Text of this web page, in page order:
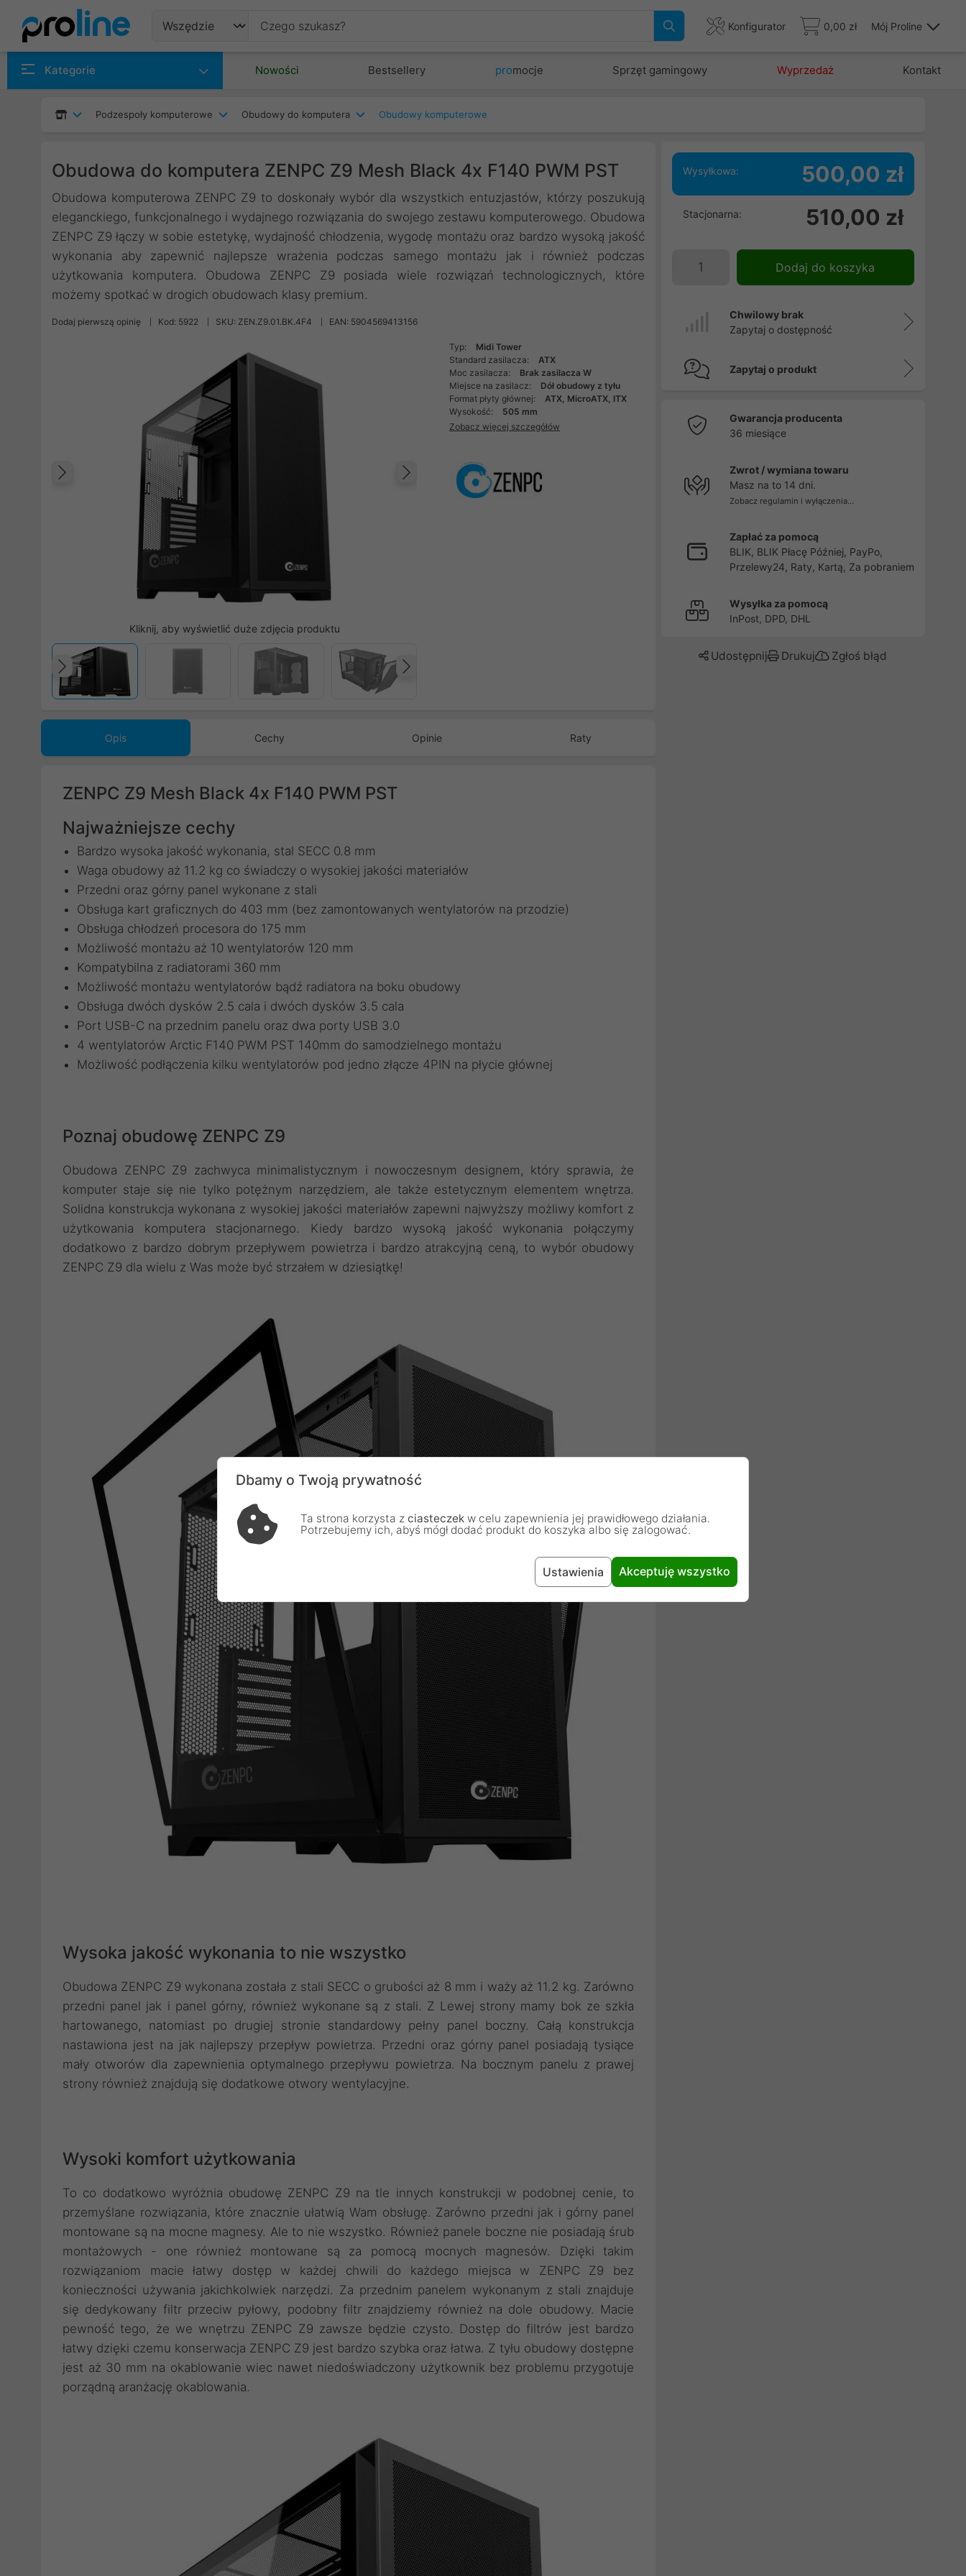
Konfigurator 0,00 zł Mój Proline
Kategorie Nowości Bestsellery promocje Sprzęt gamingowy Wyprzedaż Kontakt
Podzespoły komputerowe Obudowy do komputera Obudowy komputerowe
Obudowa do komputera ZENPC Z9 Mesh Black 4x F140 PWM PST
Obudowa komputerowa ZENPC Z9 to doskonały wybór dla wszystkich entuzjastów, którzy poszukują
eleganckiego, funkcjonalnego i wydajnego rozwiązania do swojego zestawu komputerowego. Obudowa
ZENPC Z9 łączy w sobie estetykę, wydajność chłodzenia, wygodę montażu oraz bardzo wysoką jakość
wykonania aby zapewnić najlepsze wrażenia podczas samego montażu jak i również podczas
użytkowania komputera. Obudowa ZENPC Z9 posiada wiele rozwiązań technologicznych, które
możemy spotkać w drogich obudowach klasy premium.
Dodaj pierwszą opinię Kod: 5922 SKU: ZEN.Z9.01.BK.4F4 EAN: 5904569413156
Następny
Poprzedni
Kliknij, aby wyświetlić duże zdjęcia produktu
Poprzedni
Typ:
Midi Tower
Standard zasilacza:
ATX
Moc zasilacza:
Brak zasilacza W
Miejsce na zasilacz:
Dół obudowy z tyłu
Format płyty głównej:
ATX, MicroATX, ITX
Wysokość:
505 mm
Zobacz więcej szczegółów
Opis Cechy Opinie Raty
ZENPC Z9 Mesh Black 4x F140 PWM PST
Najważniejsze cechy
Bardzo wysoka jakość wykonania, stal SECC 0.8 mm
Waga obudowy aż 11.2 kg co świadczy o wysokiej jakości materiałów
Przedni oraz górny panel wykonane z stali
Obsługa kart graficznych do 403 mm (bez zamontowanych wentylatorów na przodzie)
Obsługa chłodzeń procesora do 175 mm
Możliwość montażu aż 10 wentylatorów 120 mm
Kompatybilna z radiatorami 360 mm
Możliwość montażu wentylatorów bądź radiatora na boku obudowy
Obsługa dwóch dysków 2.5 cala i dwóch dysków 3.5 cala
Port USB-C na przednim panelu oraz dwa porty USB 3.0
4 wentylatorów Arctic F140 PWM PST 140mm do samodzielnego montażu
Możliwość podłączenia kilku wentylatorów pod jedno złącze 4PIN na płycie głównej
Poznaj obudowę ZENPC Z9
Obudowa ZENPC Z9 zachwyca minimalistycznym i nowoczesnym designem, który sprawia, że
komputer staje się nie tylko potężnym narzędziem, ale także estetycznym elementem wnętrza.
Solidna konstrukcja wykonana z wysokiej jakości materiałów zapewni najwyższy możliwy komfort z
użytkowania komputera stacjonarnego. Kiedy bardzo wysoką jakość wykonania połączymy
dodatkowo z bardzo dobrym przepływem powietrza i bardzo atrakcyjną ceną, to wybór obudowy
ZENPC Z9 dla wielu z Was może być strzałem w dziesiątkę!
Wysoka jakość wykonania to nie wszystko
Obudowa ZENPC Z9 wykonana została z stali SECC o grubości aż 8 mm i waży aż 11.2 kg. Zarówno
przedni panel jak i panel górny, również wykonane są z stali. Z Lewej strony mamy bok ze szkła
hartowanego, natomiast po drugiej stronie standardowy pełny panel boczny. Całą konstrukcja
nastawiona jest na jak najlepszy przepływ powietrza. Przedni oraz górny panel posiadają tysiące
mały otworów dla zapewnienia optymalnego przepływu powietrza. Na bocznym panelu z prawej
strony również znajdują się dodatkowe otwory wentylacyjne.
Wysoki komfort użytkowania
To co dodatkowo wyróżnia obudowę ZENPC Z9 na tle innych konstrukcji w podobnej cenie, to
przemyślane rozwiązania, które znacznie ułatwią Wam obsługę. Zarówno przedni jak i górny panel
montowane są na mocne magnesy. Ale to nie wszystko. Również panele boczne nie posiadają śrub
montażowych - one również montowane są za pomocą mocnych magnesów. Dzięki takim
rozwiązaniom macie łatwy dostęp w każdej chwili do każdego miejsca w ZENPC Z9 bez
konieczności używania jakichkolwiek narzędzi. Za przednim panelem wykonanym z stali znajduje
się dedykowany filtr przeciw pyłowy, podobny filtr znajdziemy również na dole obudowy. Macie
pewność tego, że we wnętrzu ZENPC Z9 zawsze będzie czysto. Dostęp do filtrów jest bardzo
łatwy dzięki czemu konserwacja ZENPC Z9 jest bardzo szybka oraz łatwa. Z tyłu obudowy dostępne
jest aż 30 mm na okablowanie wiec nawet niedoświadczony użytkownik bez problemu przygotuje
porządną aranżację okablowania.
Wysyłkowa: 500,00 zł
Stacjonarna: 510,00 zł
Dodaj do koszyka
Chwilowy brak
Zapytaj o dostępność
Zapytaj o produkt
Gwarancja producenta
36 miesiące
Zwrot / wymiana towaru
Masz na to 14 dni.
Zobacz regulamin i wyłączenia...
Zapłać za pomocą
BLIK, BLIK Płacę Później, PayPo,
Przelewy24, Raty, Kartą, Za pobraniem
Wysyłka za pomocą
InPost, DPD, DHL
Udostępnij Drukuj Zgłoś błąd
Dbamy o Twoją prywatność
Ta strona korzysta z ciasteczek w celu zapewnienia jej prawidłowego działania.
Potrzebujemy ich, abyś mógł dodać produkt do koszyka albo się zalogować.
Ustawienia Akceptuję wszystko